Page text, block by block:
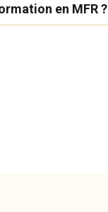
en MFR ?